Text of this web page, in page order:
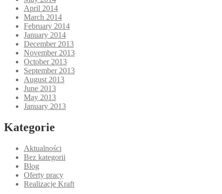
April 2014
March 2014
February 2014
January 2014
December 2013
November 2013
October 2013
September 2013
August 2013
June 2013
May 2013
January 2013
Kategorie
Aktualności
Bez kategorii
Blog
Oferty pracy
Realizacje Kraft